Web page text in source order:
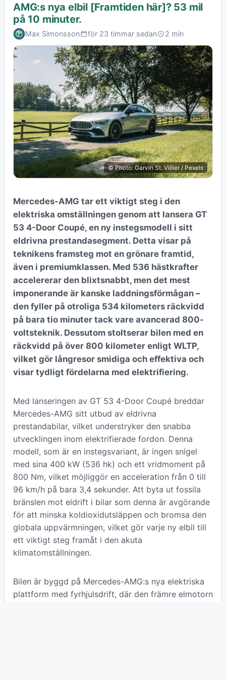
AMG:s nya elbil [Framtiden här]? 53 mil
på 10 minuter.
Max Simonsson för 23 timmar sedan 2 min
© Photo: Garvin St. Villier / Pexels
Mercedes-AMG tar ett viktigt steg i den
elektriska omställningen genom att lansera GT
53 4-Door Coupé, en ny instegsmodell i sitt
eldrivna prestandasegment. Detta visar på
teknikens framsteg mot en grönare framtid,
även i premiumklassen. Med 536 hästkrafter
accelererar den blixtsnabbt, men det mest
imponerande är kanske laddningsförmågan –
den fyller på otroliga 534 kilometers räckvidd
på bara tio minuter tack vare avancerad 800-
voltsteknik. Dessutom stoltserar bilen med en
räckvidd på över 800 kilometer enligt WLTP,
vilket gör långresor smidiga och effektiva och
visar tydligt fördelarna med elektrifiering.
Med lanseringen av GT 53 4-Door Coupé breddar
Mercedes-AMG sitt utbud av eldrivna
prestandabilar, vilket understryker den snabba
utvecklingen inom elektrifierade fordon. Denna
modell, som är en instegsvariant, är ingen snigel
med sina 400 kW (536 hk) och ett vridmoment på
800 Nm, vilket möjliggör en acceleration från 0 till
96 km/h på bara 3,4 sekunder. Att byta ut fossila
bränslen mot eldrift i bilar som denna är avgörande
för att minska koldioxidutsläppen och bromsa den
globala uppvärmningen, vilket gör varje ny elbil till
ett viktigt steg framåt i den akuta
klimatomställningen.
Bilen är byggd på Mercedes-AMG:s nya elektriska
plattform med fyrhjulsdrift, där den främre elmotorn